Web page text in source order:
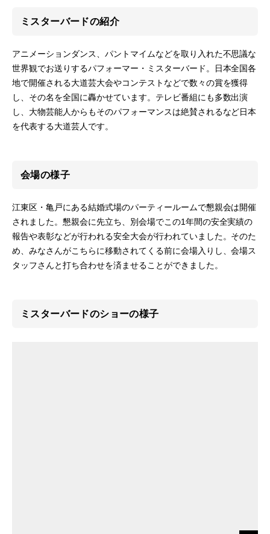
ミスターバードの紹介
アニメーションダンス、パントマイムなどを取り入れた不思議な
世界観でお送りするパフォーマー・ミスターバード。日本全国各
地で開催される大道芸大会やコンテストなどで数々の賞を獲得
し、その名を全国に轟かせています。テレビ番組にも多数出演
し、大物芸能人からもそのパフォーマンスは絶賛されるなど日本
を代表する大道芸人です。
会場の様子
江東区・亀戸にある結婚式場のパーティールームで懇親会は開催
されました。懇親会に先立ち、別会場でこの1年間の安全実績の
報告や表彰などが行われる安全大会が行われていました。そのた
め、みなさんがこちらに移動されてくる前に会場入りし、会場ス
タッフさんと打ち合わせを済ませることができました。
ミスターバードのショーの様子